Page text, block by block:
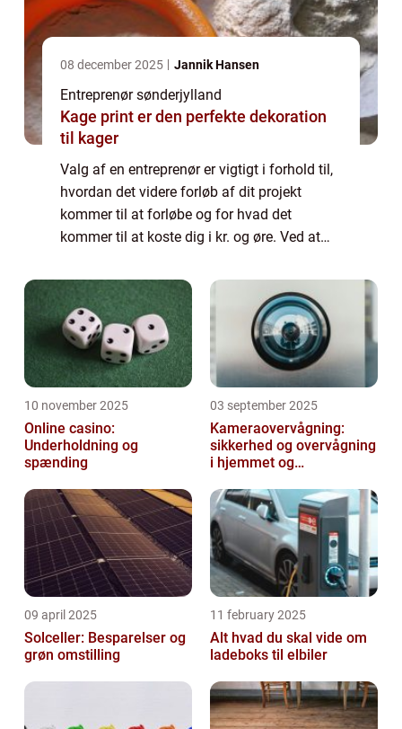
08 december 2025 Jannik Hansen
Entreprenør sønderjylland
Kage print er den perfekte dekoration
til kager
Valg af en entreprenør er vigtigt i forhold til,
hvordan det videre forløb af dit projekt
kommer til at forløbe og for hvad det
kommer til at koste dig i kr. og øre. Ved at
du med stor sandsynlighed få...
10 november 2025
Online casino:
Underholdning og
spænding
03 september 2025
Kameraovervågning:
sikkerhed og overvågning
i hjemmet og
09 april 2025
Solceller: Besparelser og
grøn omstilling
11 february 2025
Alt hvad du skal vide om
ladeboks til elbiler